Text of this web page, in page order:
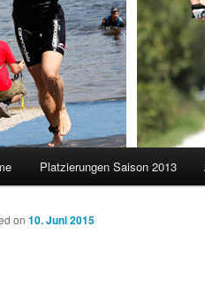
Platzierungen Saison 2013
on 10. Juni 2015